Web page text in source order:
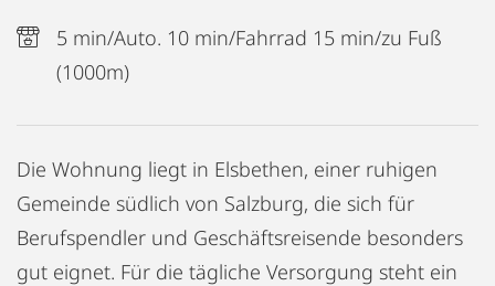
5 min/Auto. 10 min/Fahrrad 15 min/zu Fuß
(1000m)
Die Wohnung liegt in Elsbethen, einer ruhigen
Gemeinde südlich von Salzburg, die sich für
Berufspendler und Geschäftsreisende besonders
gut eignet. Für die tägliche Versorgung steht ein